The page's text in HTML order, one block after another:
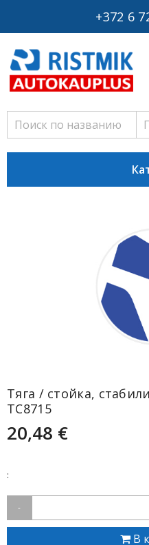
+372 6
Тяга / стойка,
TC8715
20,48 €
:
-
В